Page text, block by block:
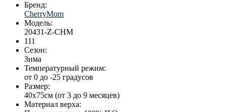
Бренд:
CherryMom
Модель:
20431-Z-CHM
111
Сезон:
Зима
Температурный режим:
от 0 до -25 градусов
Размер:
40х75см (от 3 до 9 месяцев)
Материал верха: